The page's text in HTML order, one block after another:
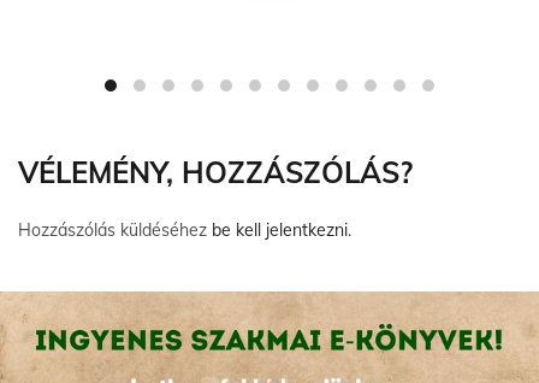
VÉLEMÉNY, HOZZÁSZÓLÁS?
Hozzászólás küldéséhez be kell jelentkezni.